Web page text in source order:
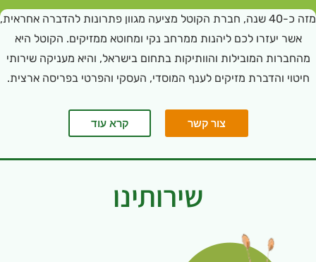
מזה כ-40 שנה, חברת הקוטל מציעה מגוון פתרונות להדברה אחראית,
אשר יעזרו לכם ליהנות ממרחב נקי ומחוטא ממזיקים. הקוטל היא
מהחברות המובילות והוותיקות בתחום בישראל, והיא מעניקה שירותי
חיטוי והדברת מזיקים לענף המוסדי, העסקי והפרטי בפריסה ארצית.
צור קשר קרא עוד
שירותינו